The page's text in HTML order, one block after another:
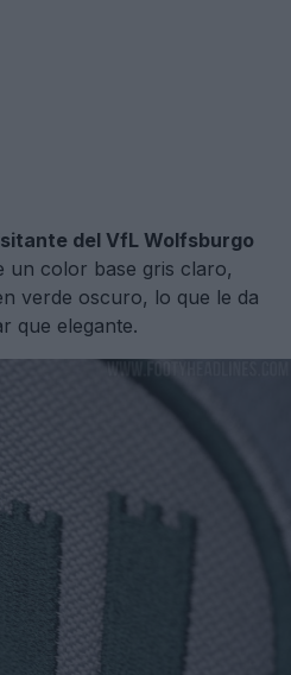
del VfL Wolfsburgo
un color base gris claro,
verde oscuro, lo que le da
que elegante.